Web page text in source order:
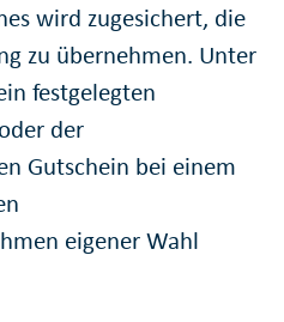
wird zugesichert, die
zu übernehmen. Unter
festgelegten
der
Gutschein bei einem
eigener Wahl